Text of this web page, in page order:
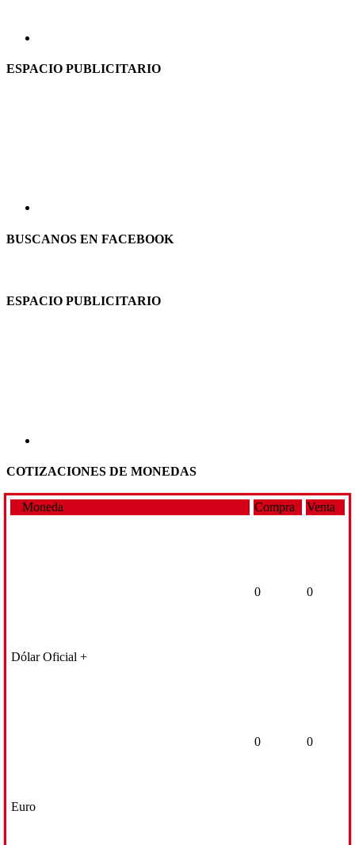
ESPACIO PUBLICITARIO
BUSCANOS EN FACEBOOK
ESPACIO PUBLICITARIO
COTIZACIONES DE MONEDAS
Moneda Compra Venta
Dólar Oficial +
0 0
Euro
0 0